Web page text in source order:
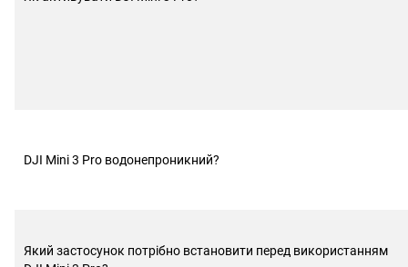
DJI Mini 3 Pro водонепроникний?
Який застосунок потрібно встановити перед використанням